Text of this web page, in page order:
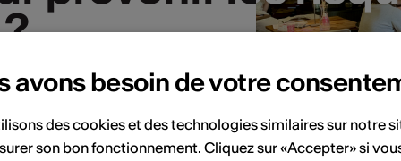
19 20 21 22 23
26 27 28 29 30
21 22 23 24
28 29 30
avons besoin de votre
des cookies et des technologies similaires sur notre
son bon fonctionnement. Cliquez sur «Accepter» si